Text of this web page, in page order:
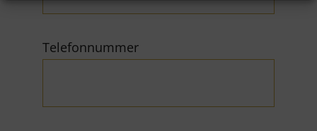
Telefonnummer